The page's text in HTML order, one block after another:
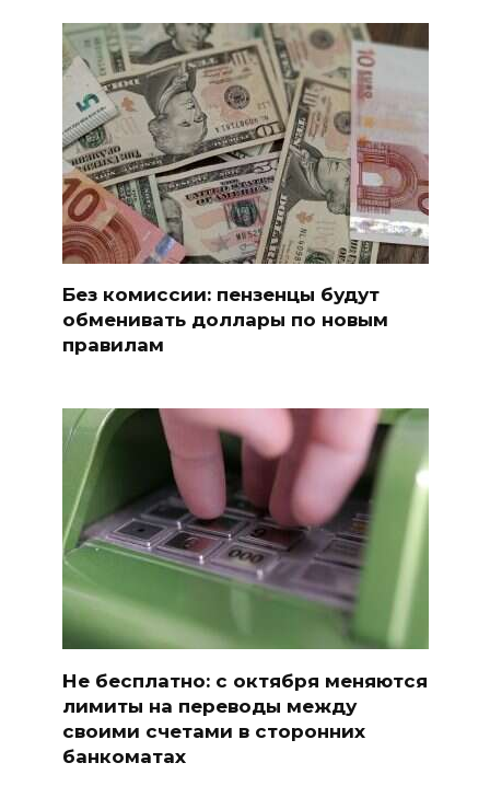
Без комиссии: пензенцы будут
обменивать доллары по новым
правилам
Не бесплатно: с октября меняются
лимиты на переводы между
своими счетами в сторонних
банкоматах